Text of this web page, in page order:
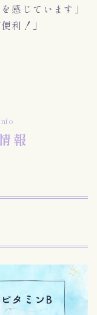
感じています」
利！」
報